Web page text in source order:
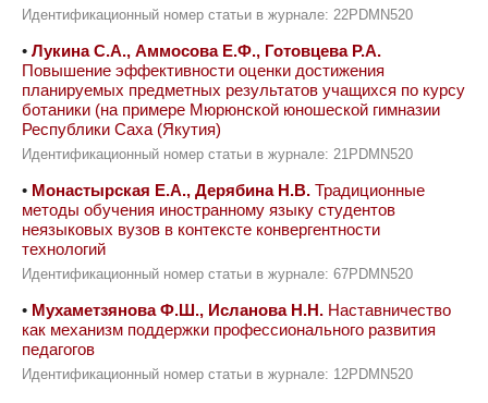
Идентификационный номер статьи в журнале: 22PDMN520
• Лукина С.А., Аммосова Е.Ф., Готовцева Р.А.
Повышение эффективности оценки достижения
планируемых предметных результатов учащихся по курсу
ботаники (на примере Мюрюнской юношеской гимназии
Республики Саха (Якутия)
Идентификационный номер статьи в журнале: 21PDMN520
• Монастырская Е.А., Дерябина Н.В. Традиционные
методы обучения иностранному языку студентов
неязыковых вузов в контексте конвергентности
технологий
Идентификационный номер статьи в журнале: 67PDMN520
• Мухаметзянова Ф.Ш., Исланова Н.Н. Наставничество
как механизм поддержки профессионального развития
педагогов
Идентификационный номер статьи в журнале: 12PDMN520